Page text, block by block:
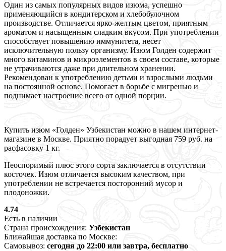
Один из самых популярных видов изюма, успешно
применяющийся в кондитерском и хлебобулочном
производстве. Отличается ярко-желтым цветом, приятным
ароматом и насыщенным сладким вкусом. При употреблении
способствует повышению иммунитета, несет
исключительную пользу организму. Изюм Голден содержит
много витаминов и микроэлементов в своем составе, которые
не утрачиваются даже при длительном хранении.
Рекомендован к употреблению детьми и взрослыми людьми
на постоянной основе. Помогает в борьбе с мигренью и
поднимает настроение всего от одной порции.
Купить изюм «Голден» Узбекистан можно в нашем интернет-
магазине в Москве. Приятно порадует выгодная 759 руб. на
расфасовку 1 кг.
Неоспоримый плюс этого сорта заключается в отсутствии
косточек. Изюм отличается высоким качеством, при
употреблении не встречается посторонний мусор и
плодоножки.
4.74
Есть в наличии
Страна происхождения: Узбекистан
Ближайшая доставка по Москве:
Самовывоз: сегодня до 22:00 или завтра, бесплатно